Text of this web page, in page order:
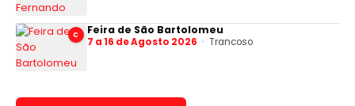
C Feira de São Bartolomeu
7 a 16 de Agosto 2026 Trancoso